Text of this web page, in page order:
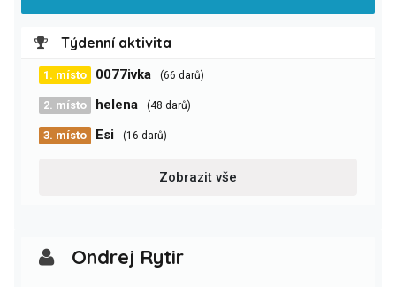
Týdenní aktivita
1. místo 0077ivka (66 darů)
2. místo helena (48 darů)
3. místo Esi (16 darů)
Zobrazit vše
Ondrej Rytir